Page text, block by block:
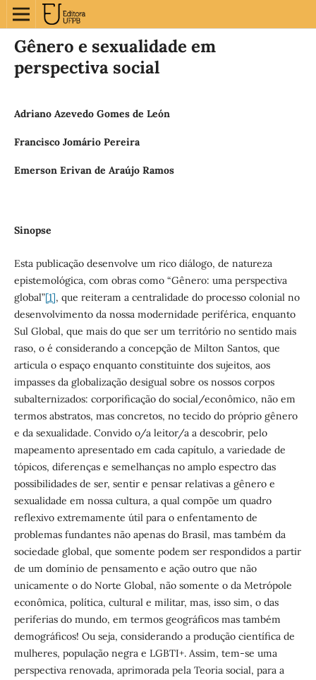
Gênero e sexualidade em
perspectiva social
Adriano Azevedo Gomes de León
Francisco Jomário Pereira
Emerson Erivan de Araújo Ramos
Sinopse
Esta publicação desenvolve um rico diálogo, de natureza
epistemológica, com obras como “Gênero: uma perspectiva
global”[1], que reiteram a centralidade do processo colonial no
desenvolvimento da nossa modernidade periférica, enquanto
Sul Global, que mais do que ser um território no sentido mais
raso, o é considerando a concepção de Milton Santos, que
articula o espaço enquanto constituinte dos sujeitos, aos
impasses da globalização desigual sobre os nossos corpos
subalternizados: corporificação do social/econômico, não em
termos abstratos, mas concretos, no tecido do próprio gênero
e da sexualidade. Convido o/a leitor/a a descobrir, pelo
mapeamento apresentado em cada capítulo, a variedade de
tópicos, diferenças e semelhanças no amplo espectro das
possibilidades de ser, sentir e pensar relativas a gênero e
sexualidade em nossa cultura, a qual compõe um quadro
reflexivo extremamente útil para o enfentamento de
problemas fundantes não apenas do Brasil, mas também da
sociedade global, que somente podem ser respondidos a partir
de um domínio de pensamento e ação outro que não
unicamente o do Norte Global, não somente o da Metrópole
econômica, política, cultural e militar, mas, isso sim, o das
periferias do mundo, em termos geográficos mas também
demográficos! Ou seja, considerando a produção científica de
mulheres, população negra e LGBTI+. Assim, tem-se uma
perspectiva renovada, aprimorada pela Teoria social, para a